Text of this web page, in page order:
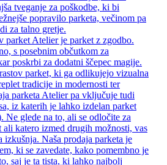
tveganje za poškodbe, ki bi
popravilo parketa, večinom pa
za talno gretje.
parket Atelier je parket z zgodbo.
s posebnim občutkom za
poskrbi za dodatni ščepec magije.
parket, ki ga odlikujejo vizualna
tradicije in modernosti ter
parketa Atelier pa vključuje tudi
iz katerih je lahko izdelan parket
Ne glede na to, ali se odločite za
ali katero izmed drugih možnosti, vas
izkušnja. Naša prodaja parketa je
ki se zavedate, kako pomembno je
saj je ta tista, ki lahko najbolj